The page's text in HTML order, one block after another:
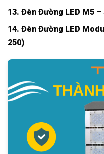
13. Đèn Đường LED M5 –
14. Đèn Đường LED
250)